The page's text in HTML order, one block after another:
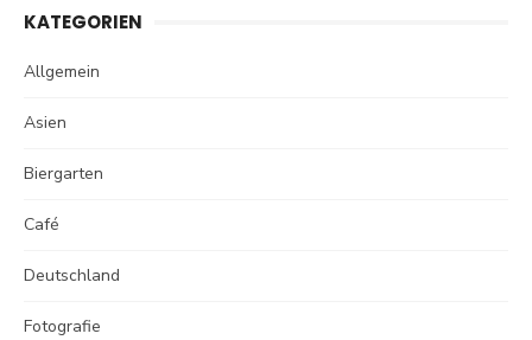
KATEGORIEN
Allgemein
Asien
Biergarten
Café
Deutschland
Fotografie